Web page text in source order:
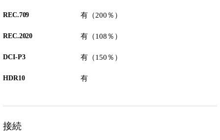
REC.709 有（200％）
REC.2020 有（108％）
DCI-P3 有（150％）
HDR10 有
接続